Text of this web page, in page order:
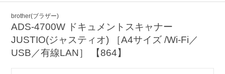
brother(ブラザー)
ADS-4700W ドキュメントスキャナー
JUSTIO(ジャスティオ) ［A4サイズ /Wi-Fi／
USB／有線LAN］ 【864】